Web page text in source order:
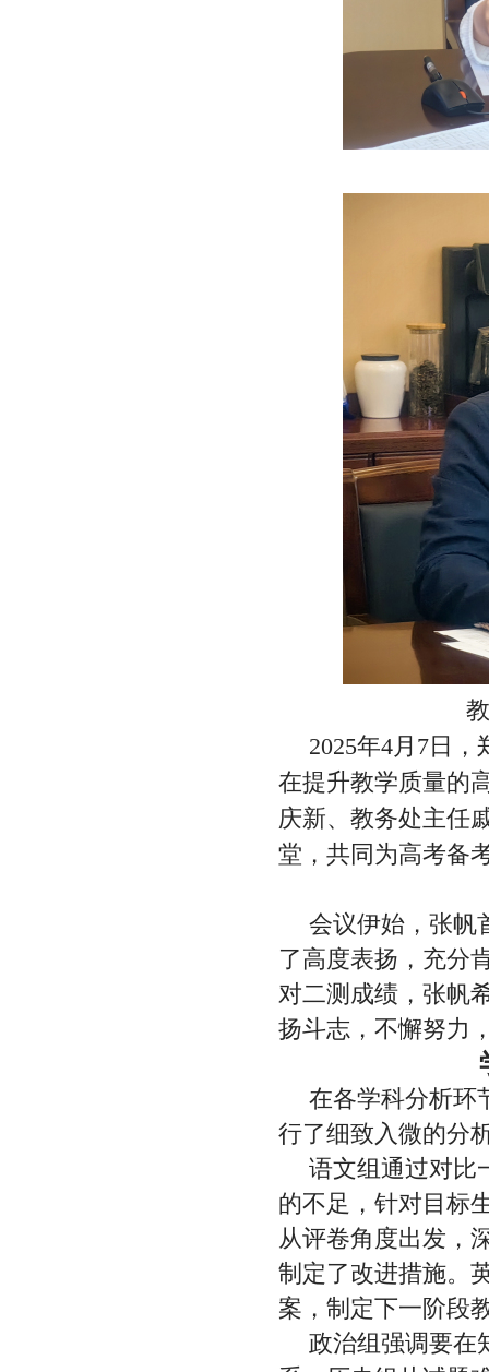
2025年4月7日
在提升教学质量的
庆新、教务处主任
堂，共同为高考备
会议伊始，张帆
了高度表扬，充分
对二测成绩，张帆
扬斗志，不懈努力
在各学科分析环
行了细致入微的分
语文组通过对比
的不足，针对目标
从评卷角度出发，
制定了改进措施。
案，制定下一阶段
政治组强调要在